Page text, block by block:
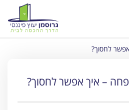
לחסוך?
– איך אפשר לחסוך?